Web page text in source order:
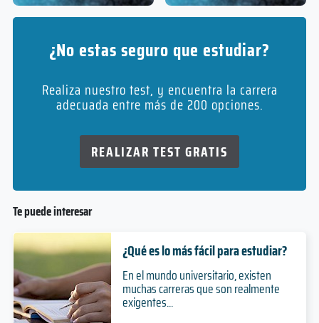
¿No estas seguro que estudiar?
Realiza nuestro test, y encuentra la carrera
adecuada entre más de 200 opciones.
REALIZAR TEST GRATIS
Te puede interesar
¿Qué es lo más fácil para estudiar?
En el mundo universitario, existen
muchas carreras que son realmente
exigentes...